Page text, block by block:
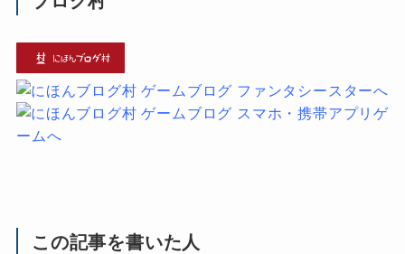
この記事を書いた人